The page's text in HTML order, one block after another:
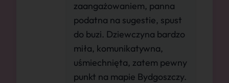
zaangażowaniem, panna
podatna na sugestie, spust
do buzi. Dziewczyna bardzo
miła, komunikatywna,
uśmiechnięta, zatem pewny
punkt na mapie Bydgoszczy.